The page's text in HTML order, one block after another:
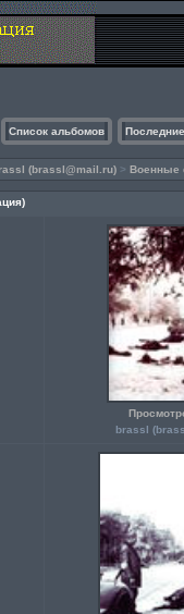
Список альбомов
(brassl@mail.ru) > Военные
brassl